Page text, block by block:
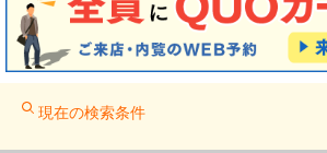
現在の検索条件